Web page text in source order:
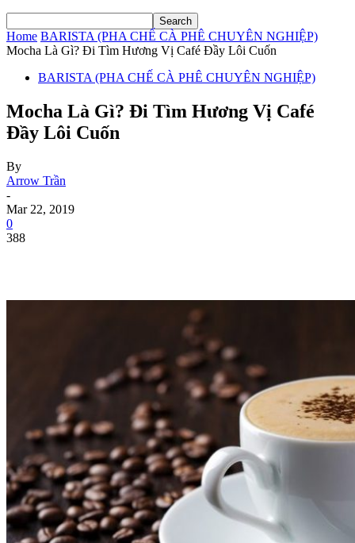
Home BARISTA (PHA CHẾ CÀ PHÊ CHUYÊN NGHIỆP)
Mocha Là Gì? Đi Tìm Hương Vị Café Đầy Lôi Cuốn
BARISTA (PHA CHẾ CÀ PHÊ CHUYÊN NGHIỆP)
Mocha Là Gì? Đi Tìm Hương Vị Café
Đầy Lôi Cuốn
By
Arrow Trần
-
Mar 22, 2019
0
388